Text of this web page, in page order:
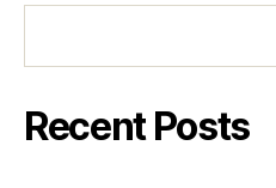
Recent Posts